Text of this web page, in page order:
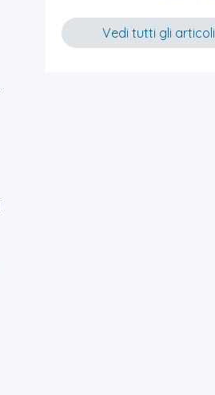
Vedi tutti gli articoli